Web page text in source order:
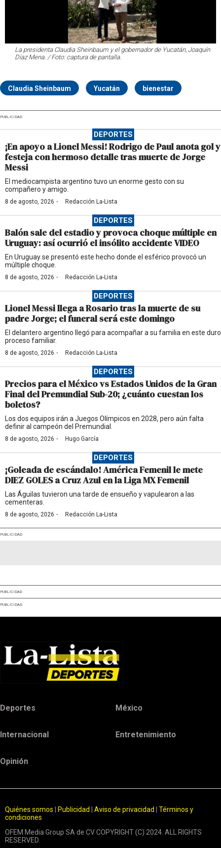
La presidenta Claudia Sheinbaum y el gobernador de Yucatán, Joaquín
Díaz Mena. / Foto: captura de pantalla.
Claudia Sheinbaum Yucatán bienestar
PUBLICIDAD
DEPORTES
¡En apoyo a Lionel Messi! Rodrigo de Paul anota gol y
festeja con hermoso detalle tras muerte de Jorge
Messi
El mediocampista argentino tuvo un enorme gesto con su
compañero y amigo.
8 de agosto, 2026 · Redacción La-Lista
DEPORTES
Balón sale del estadio y provoca choque múltiple en
Uruguay: así ocurrió el insólito accidente VIDEO
En Uruguay se presentó este hecho donde el esférico provocó un
múltiple choque.
8 de agosto, 2026 · Redacción La-Lista
DEPORTES
Lionel Messi llega a Rosario tras la muerte de su
padre Jorge; el funeral será este domingo
El delantero argentino llegó para acompañar a su familia en este duro
proceso familiar.
8 de agosto, 2026 · Redacción La-Lista
DEPORTES
Precios para el México vs Estados Unidos de la Gran
Final del Premundial Sub-20; ¿cuánto cuestan los
boletos?
Los dos equipos irán a Juegos Olímpicos en 2028, pero aún falta
definir al campeón del Premundial.
8 de agosto, 2026 · Hugo García
DEPORTES
¡Goleada de escándalo! América Femenil le mete
DIEZ GOLES a Cruz Azul en la Liga MX Femenil
Las Águilas tuvieron una tarde de ensueño y vapulearon a las
cementeras.
8 de agosto, 2026 · Redacción La-Lista
PUBLICIDAD
PUBLICIDAD
PUBLICIDAD
Deportes México
Internacional Entretenimiento
Opinión
Quiénes somos Publicidad Aviso de privacidad
Términos y
condiciones
OFEM Media Group SA de CV COPYRIGHT (C) 2024. ALL RIGHTS
RESERVED.